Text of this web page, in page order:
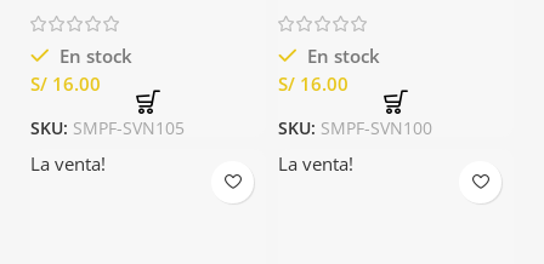
En stock
S/
SKU: SMPF-SVN105
En stock
S/
SKU: SMPF-SVN100
La venta! La venta!